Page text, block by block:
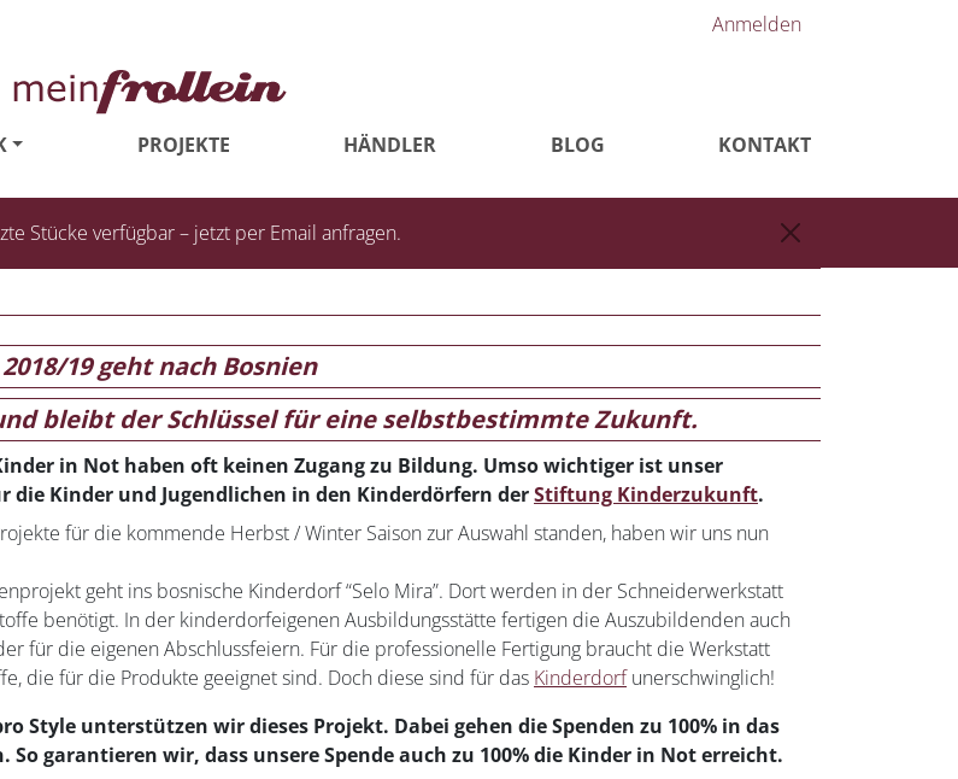
Anmelden
PROJEKTE HÄNDLER BLOG KONTAKT
Stücke verfügbar – jetzt per Email anfragen.
19 geht nach Bosnien
bleibt der Schlüssel für eine selbstbestimmte Zukunft.
in Not haben oft keinen Zugang zu Bildung. Umso wichtiger ist unser
die Kinder und Jugendlichen in den Kinderdörfern derStiftung Kinderzukunft.
für die kommende Herbst / Winter Saison zur Auswahl standen, haben wir uns nun
geht ins bosnische Kinderdorf “Selo Mira”. Dort werden in der Schneiderwerkstatt
benötigt. In der kinderdorfeigenen Ausbildungsstätte fertigen die Auszubildenden auch
für die eigenen Abschlussfeiern. Für die professionelle Fertigung braucht die Werkstatt
die für die Produkte geeignet sind. Doch diese sind für das Kinderdorfunerschwinglich!
Style unterstützen wir dieses Projekt. Dabei gehen die Spenden zu 100% in das
So garantieren wir, dass unsere Spende auch zu 100% die Kinder in Not erreicht.